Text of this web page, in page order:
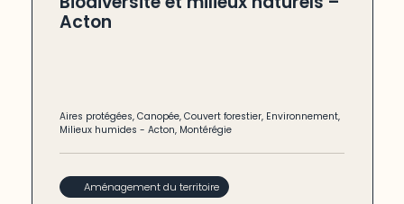
Acton
Aires protégées,Canopée,Couvert forestier, Environnement,
Milieux humides -Acton, Montérégie
Aménagement du territoire